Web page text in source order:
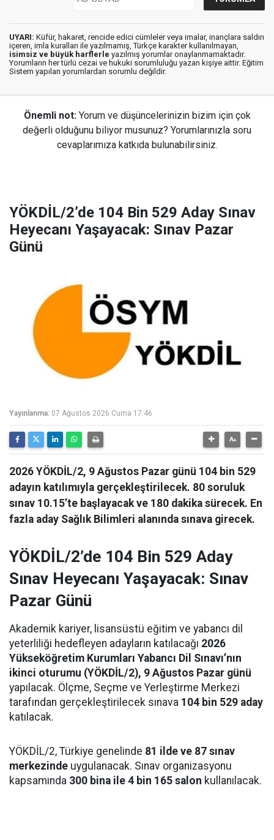
UYARI: Küfür, hakaret, rencide edici cümleler veya imalar, inançlara saldırı
içeren, imla kuralları ile yazılmamış, Türkçe karakter kullanılmayan,
isimsiz ve büyük harflerle yazılmış yorumlar onaylanmamaktadır.
Yorumların her türlü cezai ve hukuki sorumluluğu yazan kişiye aittir. Eğitim
Sistem yapılan yorumlardan sorumlu değildir.
Önemli not: Yorum ve düşüncelerinizin bizim için çok
değerli olduğunu biliyor musunuz? Yorumlarınızla soru
cevaplarımıza katkıda bulunabilirsiniz.
YÖKDİL/2’de 104 Bin 529 Aday Sınav
Heyecanı Yaşayacak: Sınav Pazar
Günü
Yayınlanma: 07 Ağustos 2026 Cuma 17:46
2026 YÖKDİL/2, 9 Ağustos Pazar günü 104 bin 529
adayın katılımıyla gerçekleştirilecek. 80 soruluk
sınav 10.15’te başlayacak ve 180 dakika sürecek. En
fazla aday Sağlık Bilimleri alanında sınava girecek.
YÖKDİL/2’de 104 Bin 529 Aday
Sınav Heyecanı Yaşayacak: Sınav
Pazar Günü
Akademik kariyer, lisansüstü eğitim ve yabancı dil
yeterliliği hedefleyen adayların katılacağı 2026
Yükseköğretim Kurumları Yabancı Dil Sınavı’nın
ikinci oturumu (YÖKDİL/2), 9 Ağustos Pazar günü
yapılacak. Ölçme, Seçme ve Yerleştirme Merkezi
tarafından gerçekleştirilecek sınava 104 bin 529 aday
katılacak.
YÖKDİL/2, Türkiye genelinde 81 ilde ve 87 sınav
merkezinde uygulanacak. Sınav organizasyonu
kapsamında 300 bina ile 4 bin 165 salon kullanılacak.